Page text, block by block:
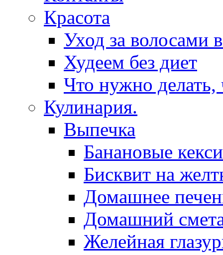
Красота
Уход за волосами
Худеем без диет
Что нужно делать,
Кулинария.
Выпечка
Банановые
Бисквит на
Домашнее
Домашний
Желейная